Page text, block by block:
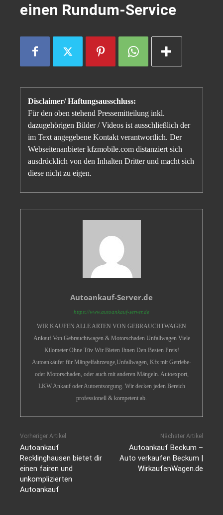
einen Rundum-Service
Disclaimer/ Haftungsausschluss:
Für den oben stehend Pressemitteilung inkl.
dazugehörigen Bilder / Videos ist ausschließlich der
im Text angegebene Kontakt verantwortlich. Der
Webseitenanbieter kfzmobile.com distanziert sich
ausdrücklich von den Inhalten Dritter und macht sich
diese nicht zu eigen.
Autoankauf-Server.de
https://www.autoankauf-server.de
WIR KAUFEN ALLE ARTEN VON GEBRAUCHTWAGEN
Ankauf Von Gebrauchtwagen & Motorschaden Unfallwagen Viele
Kilometer Ohne Tüv Wir Bieten Ihnen Den Besten Preis!
Autoankäufer für Mängelfahrzeuge,Unfallwagen, Kfz mit Getriebe-
oder Motorschaden, oder auch mit anderen Mängeln. Autoexport,
LKW Ankauf oder Autoentsorgung. Wir decken jeden Bereich
professionell & kompetent ab.
Vorheriger Artikel
Autoankauf
Recklinghausen bietet dir
einen fairen und
unkomplizierten
Autoankauf
Nächster Artikel
Autoankauf Beckum –
Auto verkaufen Beckum |
WirkaufenWagen.de